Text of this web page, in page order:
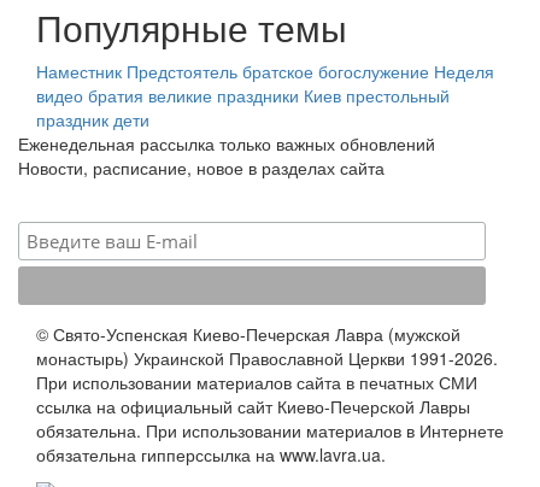
Популярные темы
Наместник Предстоятель братское богослужение Неделя
видео братия великие праздники Киев престольный
праздник дети
Еженедельная рассылка только важных обновлений
Новости, расписание, новое в разделах сайта
© Свято-Успенская Киево-Печерская Лавра (мужской
монастырь) Украинской Православной Церкви 1991-2026.
При использовании материалов сайта в печатных СМИ
ссылка на официальный сайт Киево-Печерской Лавры
обязательна. При использовании материалов в Интернете
обязательна гипперссылка на www.lavra.ua.